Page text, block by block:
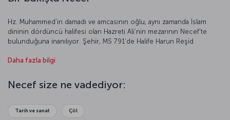
Hz. Muhammed’in damadı ve amcasının oğlu, aynı zamanda İslam
dininin dördüncü halifesi olan Hazreti Ali’nin mezarının Necef’te
bulunduğuna inanılıyor. Şehir, MS 791’de Halife Harun Reşid
sebeple kent, özellikle Şii Müslümanlar için önemli bir merkez.
Necef, günümüzde de “bilim havzası” adıyla anılıyor.
Daha fazla bilgi
Necef size ne vadediyor:
Tarih ve sanat Çöl